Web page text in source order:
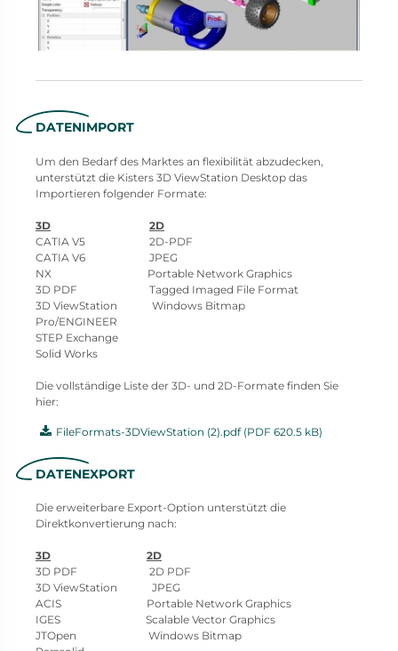
DATENIMPORT
Um den Bedarf des Marktes an flexibilität abzudecken,
unterstützt die Kisters 3D ViewStation Desktop das
Importieren folgender Formate:
3D
2D
CATIA V5 2D-PDF
CATIA V6 JPEG
NX Portable Network Graphics
3D PDF Tagged Imaged File Format
3D ViewStation Windows Bitmap
Pro/ENGINEER
STEP Exchange
Solid Works
Die vollständige Liste der 3D- und 2D-Formate finden Sie
hier:
FileFormats-3DViewStation (2).pdf (PDF 620.5 kB)
DATENEXPORT
Die erweiterbare Export-Option unterstützt die
Direktkonvertierung nach:
3D
2D
3D PDF 2D PDF
3D ViewStation JPEG
ACIS Portable Network Graphics
IGES Scalable Vector Graphics
JTOpen Windows Bitmap